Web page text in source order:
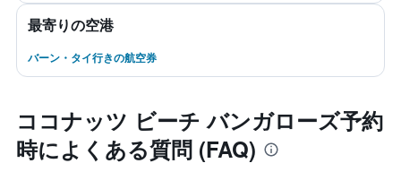
最寄りの空港
バーン・タイ行きの航空券
ココナッツ ビーチ バンガローズ予約
時によくある質問 (FAQ)